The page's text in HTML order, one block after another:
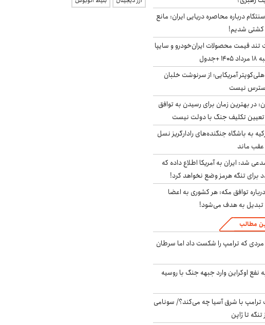
درباره محاصره دریایی ایران: مانع
تند قیمت محصولات ایران‌خودرو و سایپا
آمریکایی؛ از سرنوشت خلبان
نیست
در بهترین زمان برای رسیدن به توافق
تعیین تکلیف جنگ با دولت نیست
به باشگاه جنگنده‌های رادارگریز نسل
ماند
شد: ایران به آمریکا اطلاع داده که
برای تنگه هرمز وضع نخواهد کرد!
توافق مکه: هر کشوری به اعضا
تبدیل به هدف می‌شود!
مطالب
مردی که ترامپ را شکست داد اما سرطان
نفع اوکراین وارد جبهه جنگ با روسیه
با شرق آسیا چه می‌کند؟/ سونامی
تا ژاپن